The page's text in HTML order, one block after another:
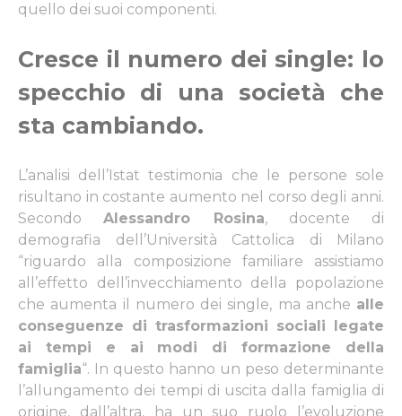
quello dei suoi componenti.
Cresce il numero dei single: lo
specchio di una società che
sta cambiando.
L’analisi dell’Istat testimonia che le persone sole
risultano in costante aumento nel corso degli anni.
SecondoAlessandro Rosina, docente di
demografia dell’Università Cattolica di Milano
“riguardo alla composizione familiare assistiamo
all’effetto dell’invecchiamento della popolazione
che aumenta il numero dei single, ma anche alle
conseguenze di trasformazioni sociali legate
ai tempi e ai modi di formazione della
famiglia“. In questo hanno un peso determinante
l’allungamento dei tempi di uscita dalla famiglia di
origine, dall’altra, ha un suo ruolo l’evoluzione